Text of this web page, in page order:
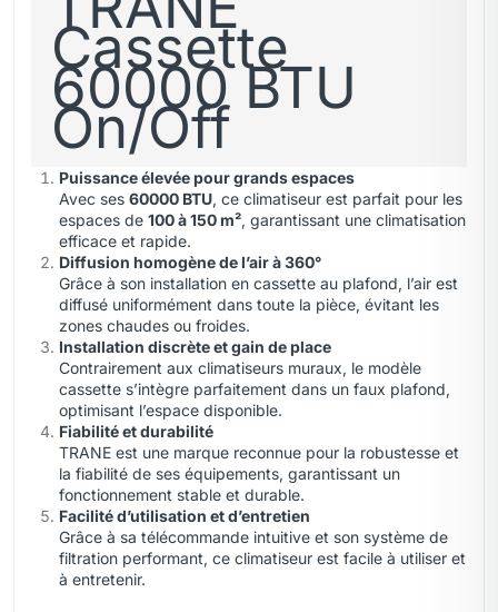
Cassette
60000 BTU
On/Off
Puissance élevée pour grands espaces
Avec ses 60000 BTU, ce climatiseur est parfait pour les
espaces de 100 à 150 m², garantissant une climatisation
efficace et rapide.
Diffusion homogène de l’air à 360°
Grâce à son installation en cassette au plafond, l’air est
diffusé uniformément dans toute la pièce, évitant les
zones chaudes ou froides.
Installation discrète et gain de place
Contrairement aux climatiseurs muraux, le modèle
cassette s’intègre parfaitement dans un faux plafond,
optimisant l’espace disponible.
Fiabilité et durabilité
TRANE est une marque reconnue pour la robustesse et
la fiabilité de ses équipements, garantissant un
fonctionnement stable et durable.
Facilité d’utilisation et d’entretien
Grâce à sa télécommande intuitive et son système de
filtration performant, ce climatiseur est facile à utiliser et
à entretenir.